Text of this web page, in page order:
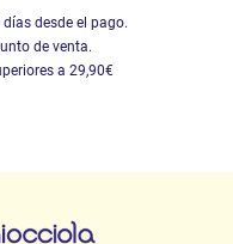
desde el pago.
de venta.
a 29,90€